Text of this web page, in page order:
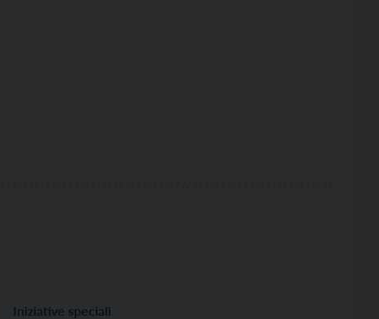
Iniziative speciali